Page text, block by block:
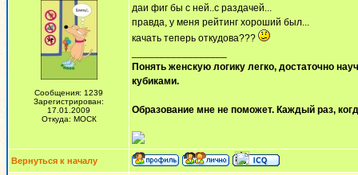
Сообщения: 1239
Зарегистрирован:
17.01.2009
Откуда: МОСК
даи фиг бы с ней..с раздачей...
правда, у меня рейтинг хороший был...
качать теперь откудова???
Понять женскую логику легко, достаточно
кубиками.
Образование мне не поможет. Каждый раз,
Вернуться к началу